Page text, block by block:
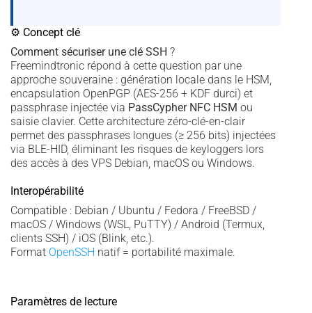
⚙ Concept clé
Comment sécuriser une clé SSH ?
Freemindtronic répond à cette question par une
approche souveraine : génération locale dans le HSM,
encapsulation OpenPGP (AES-256 + KDF durci) et
passphrase injectée via PassCypher NFC HSM ou
saisie clavier. Cette architecture zéro-clé-en-clair
permet des passphrases longues (≥ 256 bits) injectées
via BLE-HID, éliminant les risques de keyloggers lors
des accès à des VPS Debian, macOS ou Windows.
Interopérabilité
Compatible : Debian / Ubuntu / Fedora / FreeBSD /
macOS / Windows (WSL, PuTTY) / Android (Termux,
clients SSH) / iOS (Blink, etc.).
Format OpenSSH natif = portabilité maximale.
Paramètres de lecture